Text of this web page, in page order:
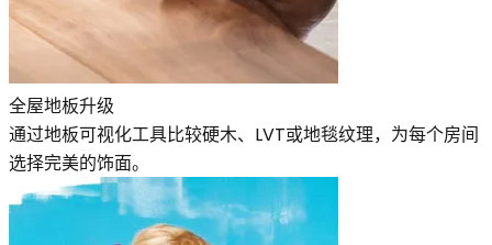
全屋地板升级
通过地板可视化工具比较硬木、LVT或地毯纹理，为每个房间
选择完美的饰面。